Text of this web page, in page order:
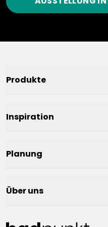
Produkte
Inspiration
Planung
Über uns